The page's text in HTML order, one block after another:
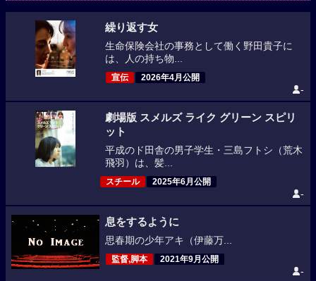
繰り返す女
生命保険会社の事務として働く野田貴子に
は、人の持ち物...
宣伝 2026年4月公開
-
劇場版 スメルズ ライク グリーン スピリ
ット
平成のド田舎の男子学生・三島フトシ（荒木
飛羽）は、髪...
スチール 2025年6月公開
-
息をするように
思春期の少年アキ（伊藤万...
監督,脚本 2021年9月公開
-